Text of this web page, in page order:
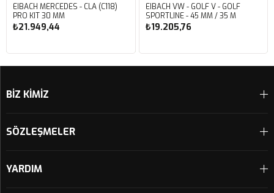
EIBACH MERCEDES - CLA (C118)
PRO KIT 30 MM
₺21.949,44
EIBACH VW - GOLF V - GOLF
SPORTLINE - 45 MM / 35 M
₺19.205,76
BİZ KİMİZ
SÖZLEŞMELER
YARDIM